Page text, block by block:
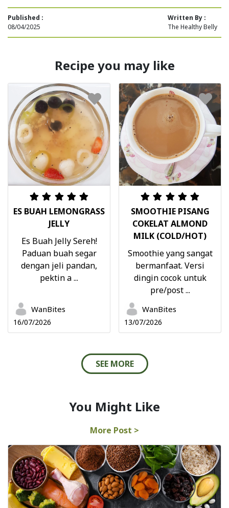
Published :
08/04/2025
Written By :
The Healthy Belly
Recipe you may like
ES BUAH LEMONGRASS
JELLY
Es Buah Jelly Sereh!
Paduan buah segar
dengan jeli pandan,
pektin a ...
WanBites
16/07/2026
SMOOTHIE PISANG
COKELAT ALMOND
MILK (COLD/HOT)
Smoothie yang sangat
bermanfaat. Versi
dingin cocok untuk
pre/post ...
WanBites
13/07/2026
SEE MORE
You Might Like
More Post >